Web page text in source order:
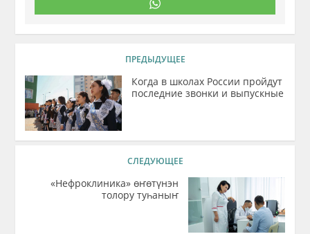
ПРЕДЫДУЩЕЕ
Когда в школах России пройдут
последние звонки и выпускные
СЛЕДУЮЩЕЕ
«Нефроклиника» өҥөтүнэн
толору туһаныҥ